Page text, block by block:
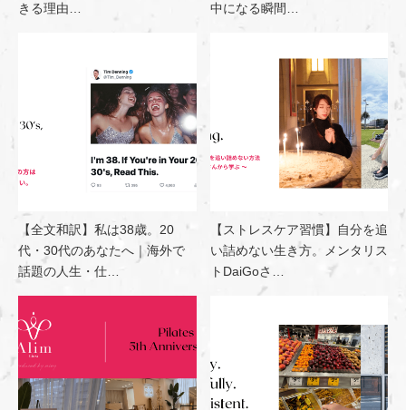
きる理由…
中になる瞬間…
【全文和訳】私は38歳。20
代・30代のあなたへ｜海外で
話題の人生・仕…
【ストレスケア習慣】自分を追
い詰めない生き方。メンタリス
トDaiGoさ…